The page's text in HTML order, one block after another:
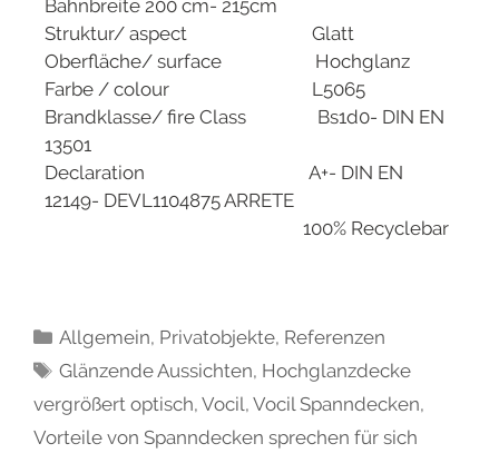
Bahnbreite 200 cm- 215cm
Struktur/ aspect Glatt
Oberfläche/ surface Hochglanz
Farbe / colour L5065
Brandklasse/ fire Class Bs1d0- DIN EN
13501
Declaration A+- DIN EN
12149- DEVL1104875 ARRETE
100% Recyclebar
Allgemein, Privatobjekte, Referenzen
Glänzende Aussichten, Hochglanzdecke
vergrößert optisch, Vocil, Vocil Spanndecken,
Vorteile von Spanndecken sprechen für sich